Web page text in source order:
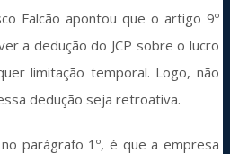
Falcão apontou que o artigo 9º
a dedução do JCP sobre o lucro
limitação temporal. Logo, não
dedução seja retroativa.
parágrafo 1º, é que a empresa